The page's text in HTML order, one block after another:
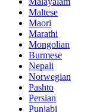
Maltese
Maori
Marathi
Mongolian
Burmese
Nepali
Norwegian
Pashto
Persian
Punjabi